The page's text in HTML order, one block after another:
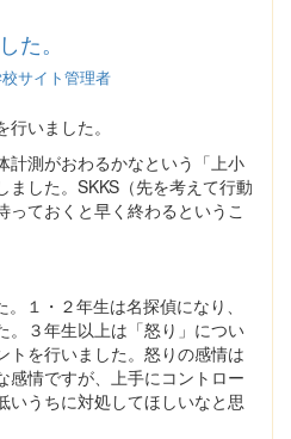
た。
サイト管理者
いました。
計測がおわるかなという「上小
ました。SKKS（先を考えて行動
っておくと早く終わるというこ
１・２年生は名探偵になり、
。３年生以上は「怒り」につい
トを行いました。怒りの感情は
感情ですが、上手にコントロー
いうちに対処してほしいなと思